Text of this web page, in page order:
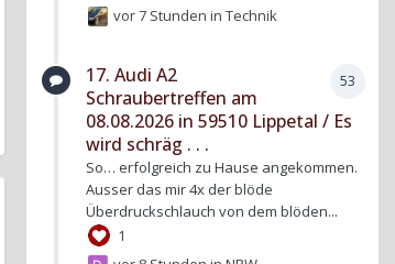
vor 7 Stunden inTechnik
53
17. Audi A2
Schraubertreffen am
08.08.2026 in 59510 Lippetal / Es
wird schräg . . .
So… erfolgreich zu Hause angekommen.
Ausser das mir 4x der blöde
Überdruckschlauch von dem blöden...
1